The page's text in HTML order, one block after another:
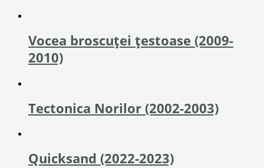
Vocea broscuței țestoase (2009-
2010)
Tectonica Norilor (2002-2003)
Quicksand (2022-2023)